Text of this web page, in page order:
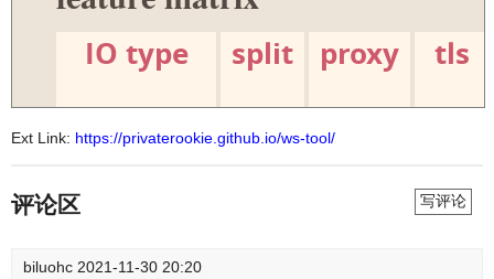
Ext Link: https://privaterookie.github.io/ws-tool/
评论区 写评论
biluohc 2021-11-30 20:20